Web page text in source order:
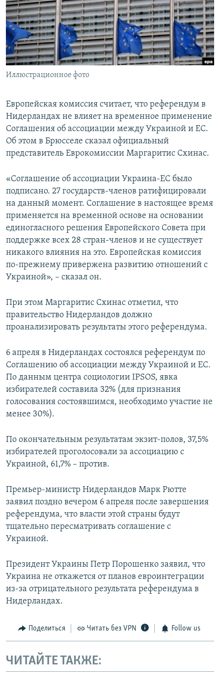
ПОБЕДИТЕЛЕЙ НЕ СУДЯТ?
КРЫМ.НЕПОКОРЕННЫЙ
ELIFBE
УКРАИНСКАЯ ПРОБЛЕМА КРЫМА
ПРИСОЕДИНЯЙТЕСЬ!
Все сайты RFE/RL
Иллюстрационное фото
Европейская комиссия считает, что референдум в
Нидерландах не влияет на временное применение
Соглашения об ассоциации между Украиной и ЕС.
Об этом в Брюсселе сказал официальный
представитель Еврокомиссии Маргаритис Схинас.
«Соглашение об ассоциации Украина-ЕС было
подписано. 27 государств-членов ратифицировали
на данный момент. Соглашение в настоящее время
применяется на временной основе на основании
единогласного решения Европейского Совета при
поддержке всех 28 стран-членов и не существует
никакого влияния на это. Европейская комиссия
по-прежнему привержена развитию отношений с
Украиной», – сказал он.
При этом Маргаритис Схинас отметил, что
правительство Нидерландов должно
проанализировать результаты этого референдума.
6 апреля в Нидерландах состоялся референдум по
Соглашению об ассоциации между Украиной и ЕС.
По данным центра социологии IPSOS, явка
избирателей составила 32% (для признания
голосования состоявшимся, необходимо участие не
менее 30%).
По окончательным результатам экзит-полов, 37,5%
избирателей проголосовали за ассоциацию с
Украиной, 61,7% – против.
Премьер-министр Нидерландов Марк Рютте
заявил поздно вечером 6 апреля после завершения
референдума, что власти этой страны будут
тщательно пересматривать соглашение с
Украиной.
Президент Украины Петр Порошенко заявил, что
Украина не откажется от планов евроинтеграции
из-за отрицательного результата референдума в
Нидерландах.
Поделиться Читать без VPN Follow us
ЧИТАЙТЕ ТАКЖЕ: